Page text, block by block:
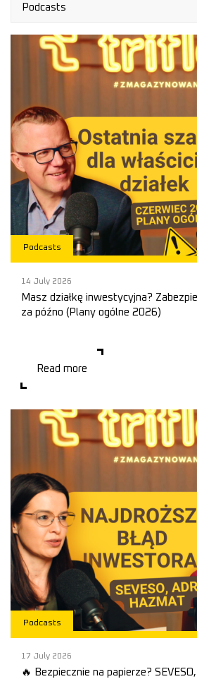
Podcasts
Podcasts
14 July 2026
Masz działkę inwestycyjna?
za późno (Plany ogólne 2026)
Read more
Podcasts
17 July 2026
🔥 Bezpiecznie na papierze?